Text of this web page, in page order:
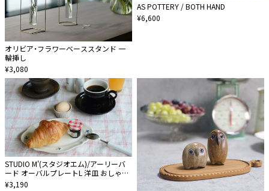
オリビア・フラワーベーススタンド 一
輪挿し
¥3,080
AS POTTERY / BOTH HAND
¥6,600
STUDIO M'(スタジオエム)/アーリーバ
ード オーバルプレートL 洋皿 おしゃれ
瀬戸焼食器 電子レンジ食洗機対応
¥3,190